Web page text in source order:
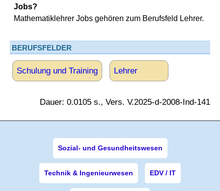
Jobs?
Mathematiklehrer Jobs gehören zum Berufsfeld Lehrer.
BERUFSFELDER
Schulung und Training Lehrer
Dauer: 0.0105 s., Vers. V.2025-d-2008-Ind-141
Sozial- und Gesundheitswesen
Technik & Ingenieurwesen EDV / IT